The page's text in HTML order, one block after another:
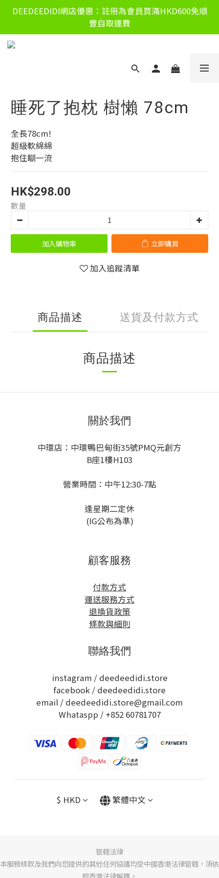
DEEDEEDIDI網店優惠：註冊為會員買滿HKD600免順
豐自取運費
睡死了抱枕 樹懶 78cm
全長78cm!
超級軟綿綿
抱住瞓一流
HK$298.00
數量
加入購物車 立即購買
加入追蹤清單
商品描述 送貨及付款方式
商品描述
關於我們
中環店：中環鴨巴甸街35號PMQ元創方
B座1樓H103
營業時間：中午12:30-7點
逢星期二定休
(IG公布為準)
顧客服務
付款方式
運送服務方式
退換貨政策
條款與細則
聯絡我們
instagram / deedeedidi.store
facebook / deedeedidi.store
email / deedeedidi.store@gmail.com
Whataspp / +852 60781707
$ HKD 繁體中文
管轄法律
本服務條款及我們向您提供的其他任何協議均受中國香港法律管轄，須依